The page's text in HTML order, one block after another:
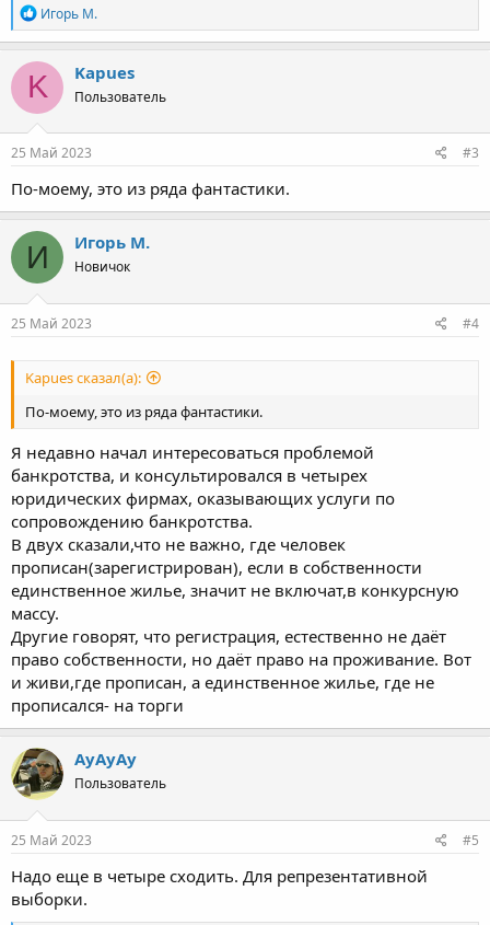
Р
е
а
к
ц
и
и
:
Игорь М.
K Kapues
Пользователь
25 Май 2023 #3
По-моему, это из ряда фантастики.
И Игорь М.
Новичок
25 Май 2023 #4
Kapues сказал(а):
По-моему, это из ряда фантастики.
Я недавно начал интересоваться проблемой
банкротства, и консультировался в четырех
юридических фирмах, оказывающих услуги по
сопровождению банкротства.
В двух сказали,что не важно, где человек
прописан(зарегистрирован), если в собственности
единственное жилье, значит не включат,в конкурсную
массу.
Другие говорят, что регистрация, естественно не даёт
право собственности, но даёт право на проживание. Вот
и живи,где прописан, а единственное жилье, где не
прописался- на торги
АуАуАу
Пользователь
25 Май 2023 #5
Надо еще в четыре сходить. Для репрезентативной
выборки.